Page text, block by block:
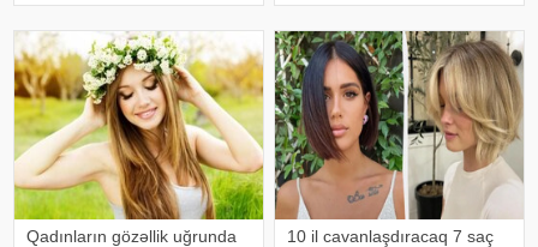
rutinini doğru qurmaq, həm fiziki
baxım, həm də sağlamlıq
baxımında
vasitələrlə dərilərinə qulluq
ediblər. Belə ki, gül suyu ən çox
üstünlü
Qadınların gözəllik uğrunda
10 il cavanlaşdıracaq 7 saç